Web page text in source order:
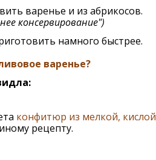
варенье и из абрикосов.
консервирование")
намного быстрее.
варенье?
конфитюр из мелкой, кислой
рецепту.